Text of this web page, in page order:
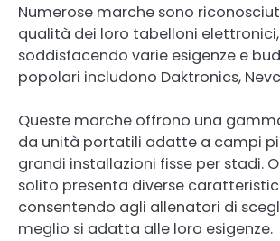
Numerose marche sono
qualità dei loro tabelloni elettronici,
soddisfacendo varie esigenze e
popolari includono Daktronics,
Queste marche offrono una
da unità portatili adatte a campi
grandi installazioni fisse per stadi.
solito presenta diverse
consentendo agli allenatori di
meglio si adatta alle loro esigenze.